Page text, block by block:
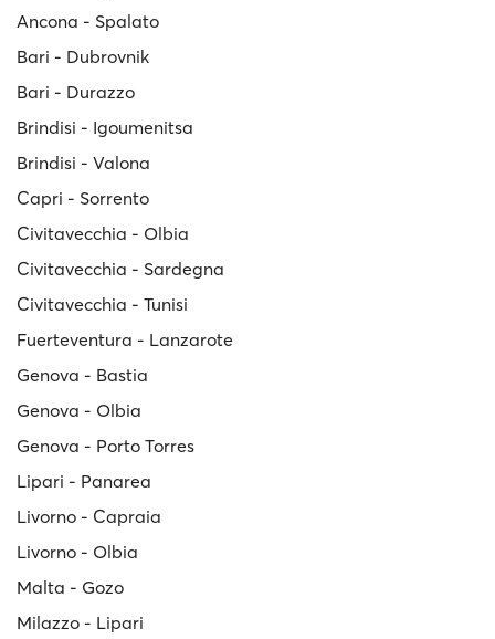
Ancona - Spalato
Bari - Dubrovnik
Bari - Durazzo
Brindisi - Igoumenitsa
Brindisi - Valona
Capri - Sorrento
Civitavecchia - Olbia
Civitavecchia - Sardegna
Civitavecchia - Tunisi
Fuerteventura - Lanzarote
Genova - Bastia
Genova - Olbia
Genova - Porto Torres
Lipari - Panarea
Livorno - Capraia
Livorno - Olbia
Malta - Gozo
Milazzo - Lipari